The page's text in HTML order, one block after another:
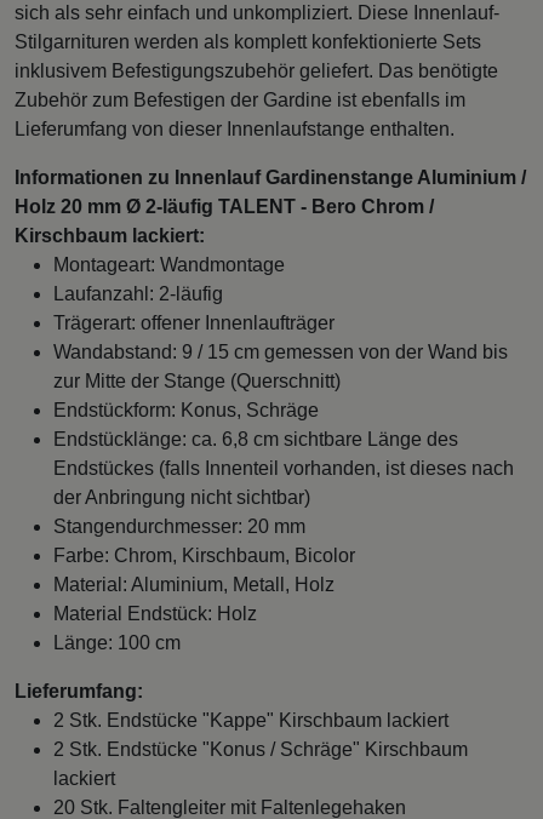
sich als sehr einfach und unkompliziert. Diese Innenlauf-
Stilgarnituren werden als komplett konfektionierte Sets
inklusivem Befestigungszubehör geliefert. Das benötigte
Zubehör zum Befestigen der Gardine ist ebenfalls im
Lieferumfang von dieser Innenlaufstange enthalten.
Informationen zu Innenlauf Gardinenstange Aluminium /
Holz 20 mm Ø 2-läufig TALENT - Bero Chrom /
Kirschbaum lackiert:
Montageart: Wandmontage
Laufanzahl: 2-läufig
Trägerart: offener Innenlaufträger
Wandabstand: 9 / 15 cm gemessen von der Wand bis
zur Mitte der Stange (Querschnitt)
Endstückform: Konus, Schräge
Endstücklänge: ca. 6,8 cm sichtbare Länge des
Endstückes (falls Innenteil vorhanden, ist dieses nach
der Anbringung nicht sichtbar)
Stangendurchmesser: 20 mm
Farbe: Chrom, Kirschbaum, Bicolor
Material: Aluminium, Metall, Holz
Material Endstück: Holz
Länge: 100 cm
Lieferumfang:
2 Stk. Endstücke "Kappe" Kirschbaum lackiert
2 Stk. Endstücke "Konus / Schräge" Kirschbaum
lackiert
20 Stk. Faltengleiter mit Faltenlegehaken